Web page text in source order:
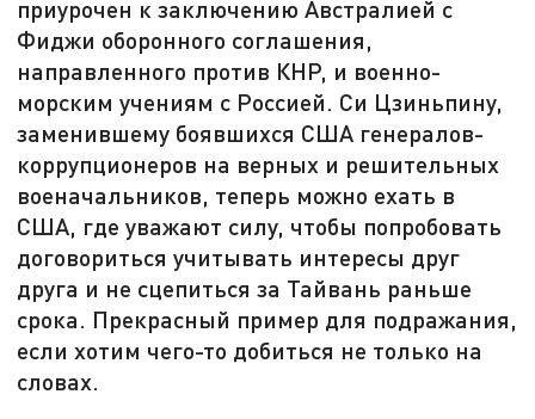
приурочен к заключению Австралией с
Фиджи оборонного соглашения,
направленного против КНР, и военно-
морским учениям с Россией. Си Цзиньпину,
заменившему боявшихся США генералов-
коррупционеров на верных и решительных
военачальников, теперь можно ехать в
США, где уважают силу, чтобы попробовать
договориться учитывать интересы друг
друга и не сцепиться за Тайвань раньше
срока. Прекрасный пример для подражания,
если хотим чего-то добиться не только на
словах.